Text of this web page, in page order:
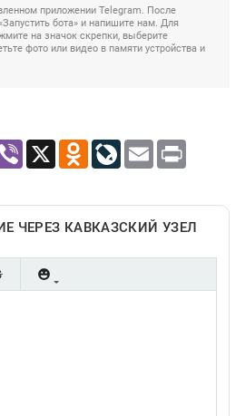
приложении Telegram. После
бота» и напишите нам. Для
на значок скрепки, выберите
фото или видео в памяти устройства и
Viber X Odnoklassniki
LiveJournal
Email Print
ЧЕРЕЗ КАВКАЗСКИЙ УЗЕЛ